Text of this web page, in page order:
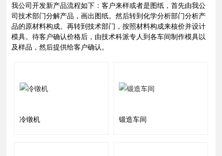
我公司开发新产品流程如下：客户来样或者是图纸，首先由我公
司技术部门分解产品，画出图纸。然后转到化学分析部门分析产
品的原材料构成。再转到技术部门，按照材料构成来核价并设计
模具。待客户确认价格后，由技术科派专人到各车间制作模具以
及样品，然后提供给客户确认。
冷镦机 锻造车间